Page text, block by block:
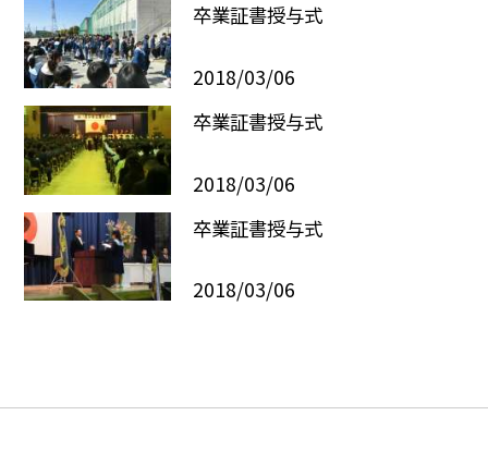
卒業証書授与式
2018/03/06
卒業証書授与式
2018/03/06
卒業証書授与式
2018/03/06